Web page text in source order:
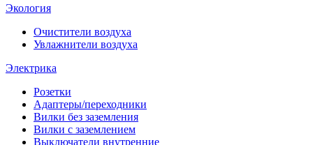
Экология
Очистители воздуха
Увлажнители воздуха
Электрика
Розетки
Адаптеры/переходники
Вилки без заземления
Вилки с заземлением
Выключатели внутренние